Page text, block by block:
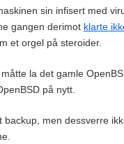
sin infisert med
gangen derimot klarte
et orgel på steroider.
la det gamle
på nytt.
backup, men dessverre